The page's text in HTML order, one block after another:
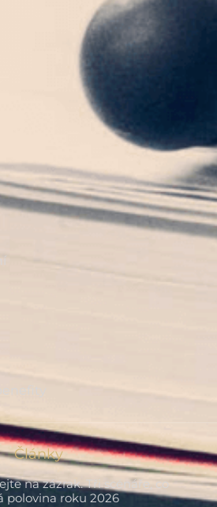
Články
na zázrak. Tři scénáře, co
polovina roku 2026